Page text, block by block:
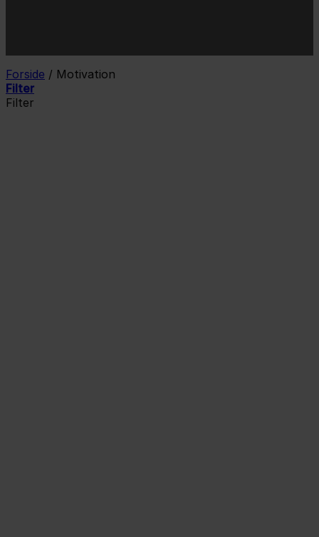
Forside / Motivation
Filter
Filter